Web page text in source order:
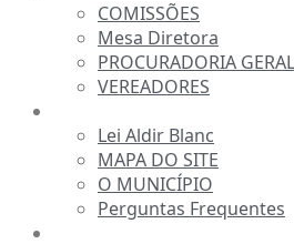
COMISSÕES
Mesa Diretora
PROCURADORIA
VEREADORES
Lei Aldir Blanc
MAPA DO SITE
O MUNICÍPIO
Perguntas Frequentes